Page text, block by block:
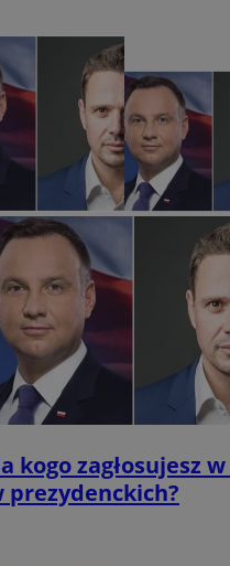
kogo zagłosujesz
prezydenckich?